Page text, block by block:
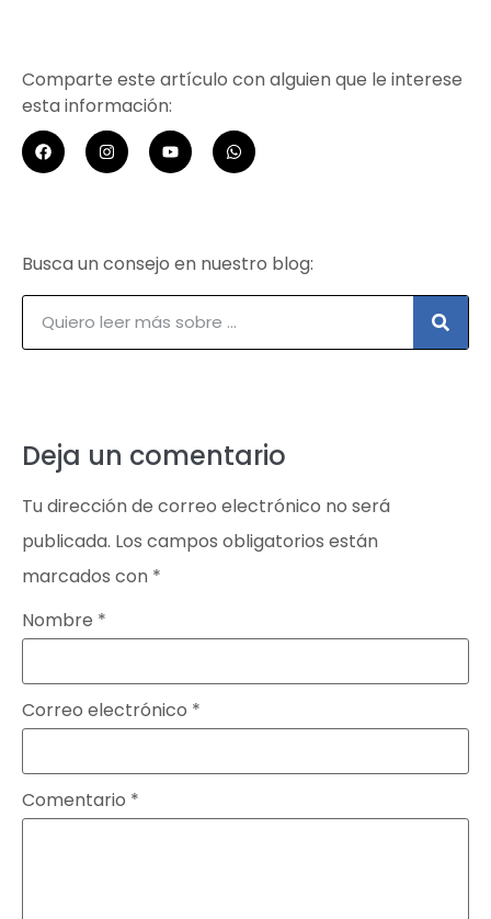
Comparte este artículo con alguien que le interese
esta información:
Busca un consejo en nuestro blog:
Deja un comentario
Tu dirección de correo electrónico no será
publicada. Los campos obligatorios están
marcados con *
Nombre *
Correo electrónico *
Comentario *